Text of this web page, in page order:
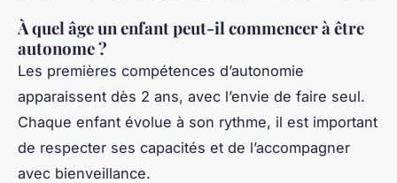
À quel âge un enfant peut-il commencer à être
autonome ?
Les premières compétences d’autonomie
apparaissent dès 2 ans, avec l’envie de faire seul.
Chaque enfant évolue à son rythme, il est important
de respecter ses capacités et de l’accompagner
avec bienveillance.